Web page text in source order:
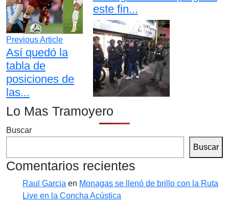
Previous Article
Así quedó la
tabla de
posiciones de
las...
este fin...
Lo Mas Tramoyero
Buscar
Buscar
Comentarios recientes
Raul Garcia en Monagas se llenó de brillo con la Ruta
Live en la Concha Acústica